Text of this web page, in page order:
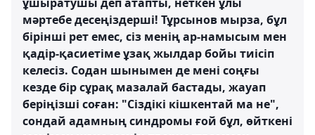
мәртебе десеңіздерші! Тұрсынов мырза, бұл
бірінші рет емес, сіз менің ар-намысым мен
қадір-қасиетіме ұзақ жылдар бойы тиісіп
келесіз. Содан шынымен де мені соңғы
кезде бір сұрақ мазалай бастады, жауап
беріңізші соған: "Сіздікі кішкентай ма не",
сондай адамның синдромы ғой бұл, өйткені